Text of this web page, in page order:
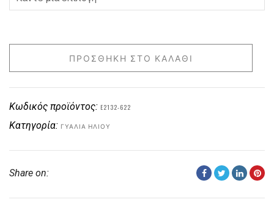
ΠΡΟΣΘΉΚΗ ΣΤΟ ΚΑΛΆΘΙ
Κωδικός προϊόντος: E2132-622
Κατηγορία: ΓΥΑΛΙΆ ΗΛΊΟΥ
Share on: